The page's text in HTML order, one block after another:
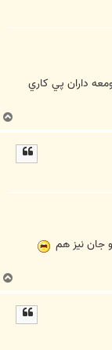
داران پي كاري
ب
ا
جان نيز هم
ب
ا